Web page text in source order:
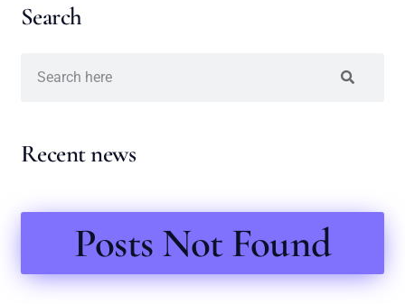
Search
Recent news
Posts Not Found